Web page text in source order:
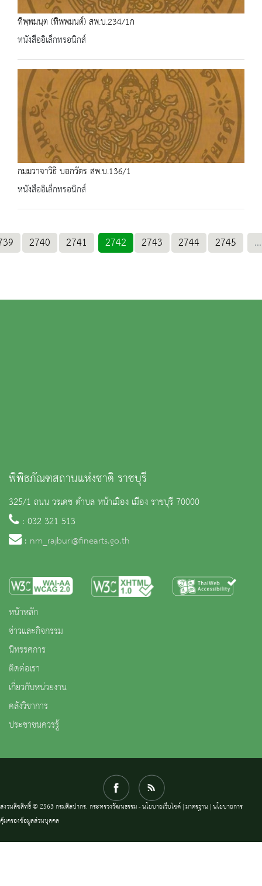
ทิพฺพมนฺต (ทิพพมนต์) สพ.บ.234/1ก
หนังสืออิเล็กทรอนิกส์
กมฺมวาจาวิธิ บอกวัตร สพ.บ.136/1
หนังสืออิเล็กทรอนิกส์
2740 2741 2742 2743 2744 2745 ...
พิพิธภัณฑสถานแห่งชาติ ราชบุรี
325/1 ถนน วรเดช ตำบล หน้าเมือง เมือง ราชบุรี 70000
: 032 321 513
: nm_rajburi@finearts.go.th
หน้าหลัก
ข่าวและกิจกรรม
นิทรรศการ
ติดต่อเรา
เกี่ยวกับหน่วยงาน
คลังวิชาการ
ประชาชนควรรู้
สงวนลิขสิทธิ์ © 2563 กรมศิลปากร. กระทรวงวัฒนธรรม -นโยบายเว็บไซต์|มาตรฐาน |นโยบายการ
คุ้มครองข้อมูลส่วนบุคคล